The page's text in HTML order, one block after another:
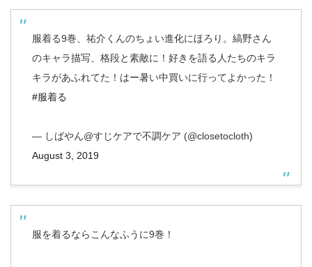
服着る9巻、祐介くんのちょい進化にほろり。縞野さん
のキャラ描写、格段と素敵に！好きを語る人たちのキラ
キラがあふれてた！はー暑い中買いに行ってよかった！
#服着る
— しばやん@すじケアで不調ケア (@closetocloth)
August 3, 2019
服を着るならこんなふうに9巻！